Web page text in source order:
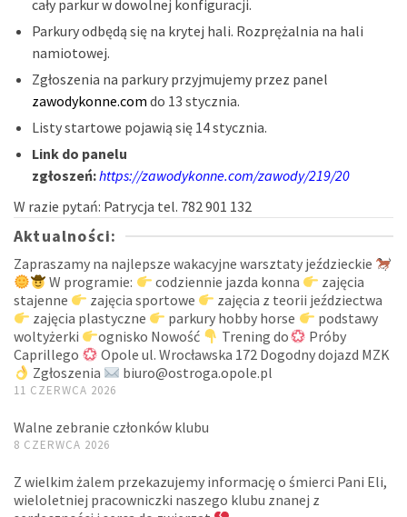
cały parkur w dowolnej konfiguracji.
Parkury odbędą się na krytej hali. Rozprężalnia na hali
namiotowej.
Zgłoszenia na parkury przyjmujemy przez panel
zawodykonne.com do 13 stycznia.
Listy startowe pojawią się 14 stycznia.
Link do panelu
zgłoszeń:https://zawodykonne.com/zawody/219/20
W razie pytań: Patrycja tel. 782 901 132
Aktualności:
Zapraszamy na najlepsze wakacyjne warsztaty jeździeckie
W programie:
codziennie jazda konna
zajęcia
stajenne
zajęcia sportowe
zajęcia z teorii jeździectwa
zajęcia plastyczne
parkury hobby horse
podstawy
woltyżerki
ognisko Nowość Trening do
Próby
Caprillego
Opole ul. Wrocławska 172 Dogodny dojazd MZK
Zgłoszenia
biuro@ostroga.opole.pl
11 CZERWCA 2026
Walne zebranie członków klubu
8 CZERWCA 2026
Z wielkim żalem przekazujemy informację o śmierci Pani Eli,
wieloletniej pracowniczki naszego klubu znanej z